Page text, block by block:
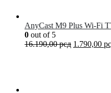
AnyCast M9 Plus Wi-Fi
0 out of 5
16.190,00рсд 1.790,00